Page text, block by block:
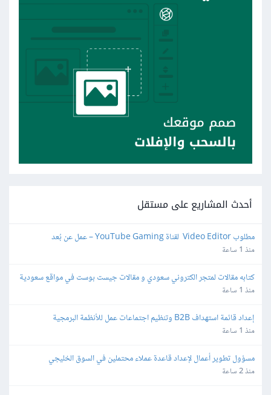
أحدث المشاريع على مستقل
مطلوب Video Editor  لقناة YouTube Gaming – عمل عن بُعد
منذ 1 ساعة
كتابه مقالات لمتجر الكتروني سعودي و مقالات جيست بوست في مواقع سعودية
منذ 1 ساعة
إعداد قائمة استهداف B2B وتنظيم اجتماعات عمل للأنظمة البرمجية
منذ 1 ساعة
مسؤول تطوير أعمال لإعداد قاعدة عملاء محتملين في السوق الخليجي
منذ 2 ساعة